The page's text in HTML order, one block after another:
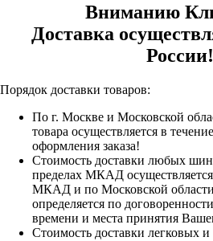
Вниманию
Доставка
России!
Порядок доставки товаров:
По г. Москве и Московской
товара осуществляется в
оформления заказа!
Стоимость доставки любых
пределах МКАД
МКАД и по Московской области
определяется по
времени и места принятия
Стоимость доставки легковых